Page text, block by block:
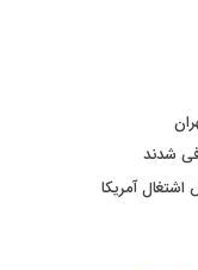
اشتغال آمریکا